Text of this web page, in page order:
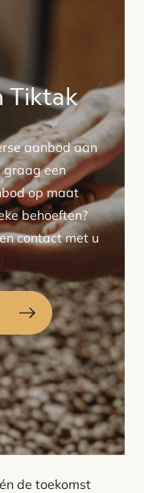
Tiktak
aanbod aan
graag een
op maat
behoeften?
contact met u
de toekomst